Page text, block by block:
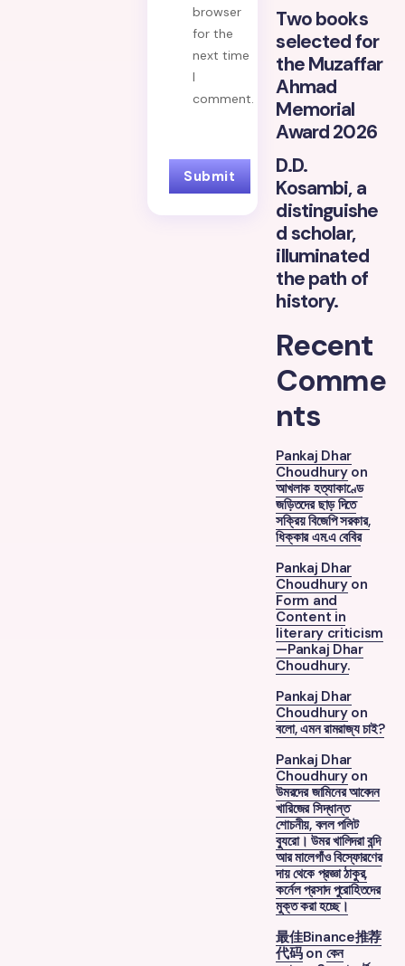
browser
for the
next time
I
comment.
Two books
selected for
the Muzaffar
Ahmad
Memorial
Award 2026
D.D.
Kosambi, a
distinguishe
d scholar,
illuminated
the path of
history.
Recent
Comme
nts
Pankaj Dhar
Choudhuryon
আখলাক হত্যাকাণ্ডে
জড়িতদের ছাড় দিতে
সক্রিয় বিজেপি সরকার,
ধিক্কার এম.এ বেবির
Pankaj Dhar
Choudhuryon
Form and
Content in
literary criticism
—Pankaj Dhar
Choudhury.
Pankaj Dhar
Choudhuryon
বলো, এমন রামরাজ্য চাই?
Pankaj Dhar
Choudhuryon
উমরদের জামিনের আবেদন
খারিজের সিদ্ধান্ত
শোচনীয়, বলল পলিট
ব্যুরো। উমর খালিদরা বন্দি
আর মালেগাঁও বিস্ফোরণের
দায় থেকে প্রজ্ঞা ঠাকুর,
কর্নেল প্রসাদ পুরোহিতদের
মুক্ত করা হচ্ছে।
最佳Binance推荐
代码on কেন